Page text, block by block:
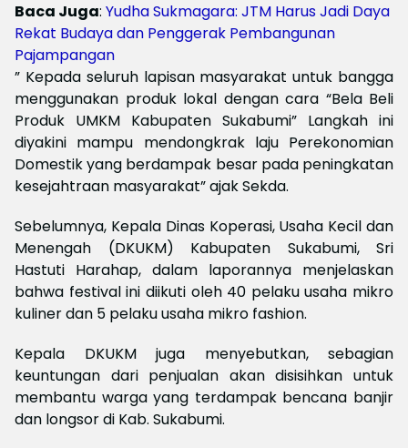
Baca Juga: Yudha Sukmagara: JTM Harus Jadi Daya
Rekat Budaya dan Penggerak Pembangunan
Pajampangan
” Kepada seluruh lapisan masyarakat untuk bangga
menggunakan produk lokal dengan cara “Bela Beli
Produk UMKM Kabupaten Sukabumi” Langkah ini
diyakini mampu mendongkrak laju Perekonomian
Domestik yang berdampak besar pada peningkatan
kesejahtraan masyarakat” ajak Sekda.
Sebelumnya, Kepala Dinas Koperasi, Usaha Kecil dan
Menengah (DKUKM) Kabupaten Sukabumi, Sri
Hastuti Harahap, dalam laporannya menjelaskan
bahwa festival ini diikuti oleh 40 pelaku usaha mikro
kuliner dan 5 pelaku usaha mikro fashion.
Kepala DKUKM juga menyebutkan, sebagian
keuntungan dari penjualan akan disisihkan untuk
membantu warga yang terdampak bencana banjir
dan longsor di Kab. Sukabumi.